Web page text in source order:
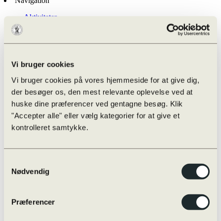
Vi bruger cookies
Vi bruger cookies på vores hjemmeside for at give dig,
der besøger os, den mest relevante oplevelse ved at
huske dine præferencer ved gentagne besøg. Klik
"Accepter alle" eller vælg kategorier for at give et
kontrolleret samtykke.
Nødvendig
Præferencer
Aktiviteter
Kalender
Odense Højskoleforening
Undervisningen
Eksamensregler
Eksamensregler
Jeg skal til skriftlig prøve i …
Oversigt over online/offline hjælpemidler
Skærmmonitorering / ExamCookie
Snyd til eksamen og sanktioner
Vejledninger m.m.